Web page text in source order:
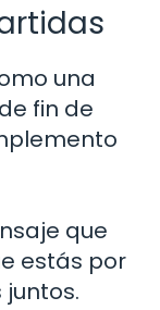
una
fin de
que
estás por